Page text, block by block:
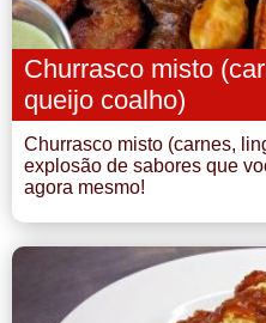
Churrasco misto
queijo coalho)
Churrasco misto (carnes,
explosão de sabores que
agora mesmo!